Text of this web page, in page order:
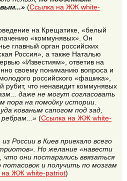
(Ссылка на ЖЖ white-
на Крещатике, «белый
«коммунявых». Он
главный орган российских
Россия», а также Наталью
«Известиям», ответив на
своему пониманию вопроса и
российского «фашика»,
рубит, что ненавидит коммунявых
даже не могут согласовать
пора на помойку истории.
кованым сапогом под зад,
(Ссылка на ЖЖ white-
России в Киев приехало всего
Но желание «навести
они постарались ввязаться
и получить по мозгам
на ЖЖ white-patriot)